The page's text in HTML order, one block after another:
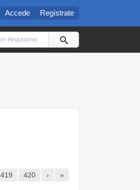
Accede Regístrate
419 420 › »